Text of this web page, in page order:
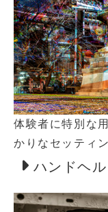
体験者に特別な
かりなセッティ
ハンドヘ